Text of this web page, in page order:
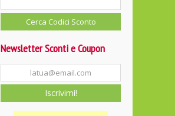
Newsletter Sconti e Coupon
Iscrivimi!